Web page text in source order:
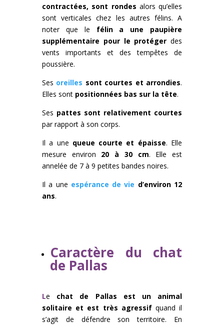
contractées, sont rondes alors qu’elles
sont verticales chez les autres félins. A
noter que le félin a une paupière
supplémentaire pour le protéger des
vents importants et des tempêtes de
poussière.
Ses oreilles sont courtes et arrondies.
Elles sont positionnées bas sur la tête.
Ses pattes sont relativement courtes
par rapport à son corps.
Il a une queue courte et épaisse. Elle
mesure environ 20 à 30 cm. Elle est
annelée de 7 à 9 petites bandes noires.
Il a une espérance de vie d’environ 12
ans.
Caractère du chat
de Pallas
Le chat de Pallas est un animal
solitaire et est très agressif quand il
s’agit de défendre son territoire. En